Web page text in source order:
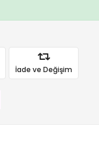
İade ve Değişim